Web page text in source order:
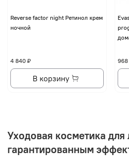
Reverse factor night Ретинол крем
ночной
4 840 ₽
В корзину
968
Уходовая косметика для
гарантированным